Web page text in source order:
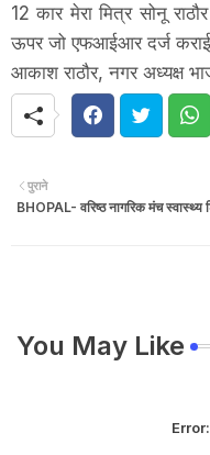
12 कार मेरा मित्र सोनू
ऊपर जो एफआईआर दर्ज
आकाश राठौर, नगर अध्यक्ष
पुराने
BHOPAL- वरिष्ठ नागरिक मंच स्वास्थ्य
You May Like
Error: